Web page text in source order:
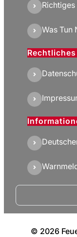
Richtiges
Was Tun
Rechtliches
Suchen
© 2026